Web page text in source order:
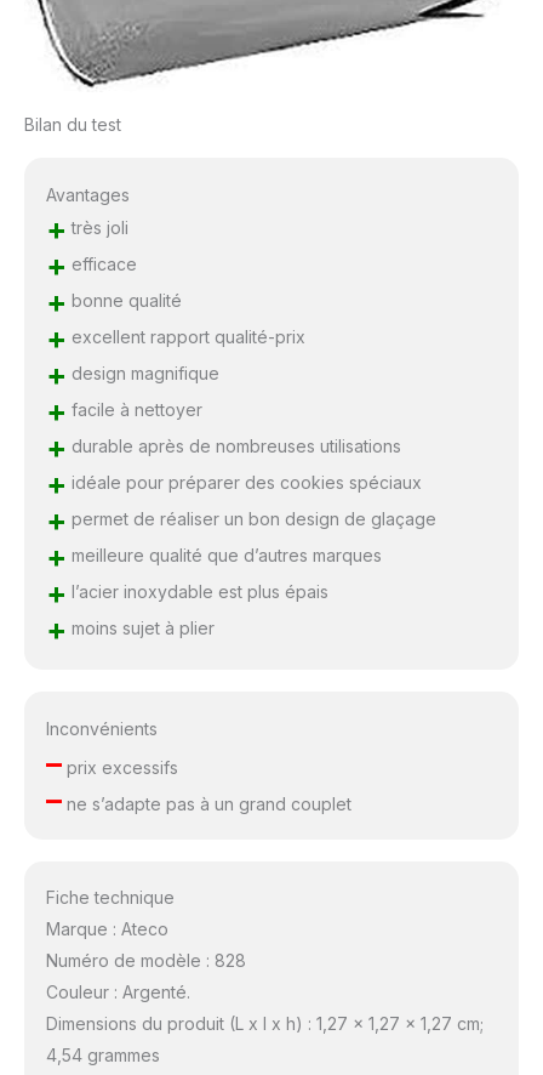
Bilan du test
Avantages
+ très joli
+ efficace
+ bonne qualité
+ excellent rapport qualité-prix
+ design magnifique
+ facile à nettoyer
+ durable après de nombreuses utilisations
+ idéale pour préparer des cookies spéciaux
+ permet de réaliser un bon design de glaçage
+ meilleure qualité que d’autres marques
+ l’acier inoxydable est plus épais
+ moins sujet à plier
Inconvénients
–prix excessifs
–ne s’adapte pas à un grand couplet
Fiche technique
Marque : Ateco
Numéro de modèle : 828
Couleur : Argenté.
Dimensions du produit (L x l x h) : 1,27 x 1,27 x 1,27 cm;
4,54 grammes